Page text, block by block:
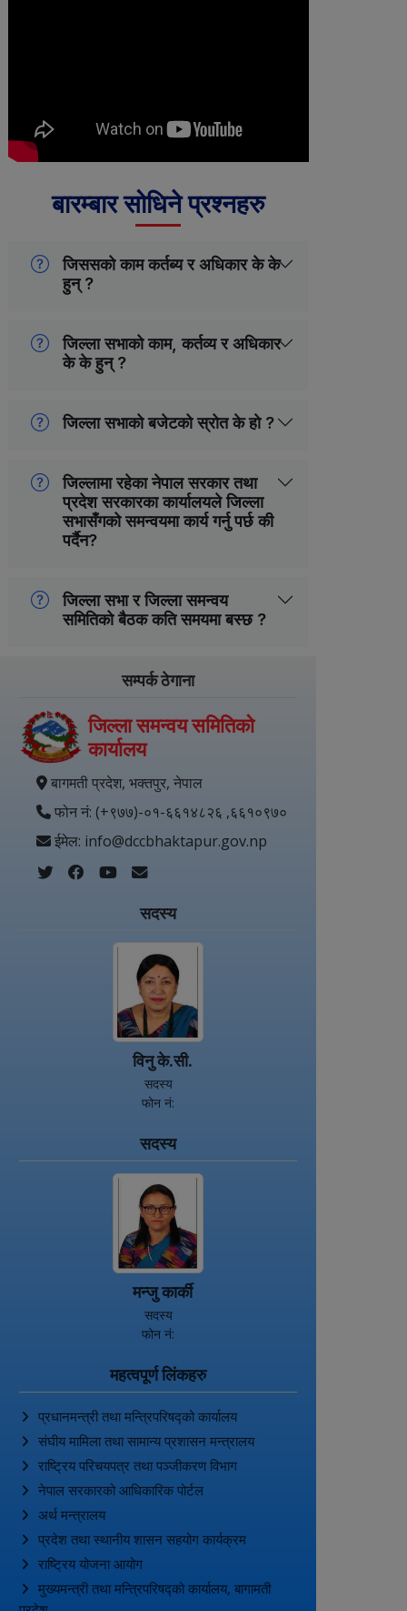
बारम्बार सोधिने प्रश्नहरु
जिससको काम कर्तब्य र अधिकार के के
हुन् ?
जिल्ला सभाको काम, कर्तव्य र अधिकार
के के हुन् ?
जिल्ला सभाको बजेटको स्रोत के हाे ?
जिल्लामा रहेका नेपाल सरकार तथा
प्रदेश सरकारका कार्यालयले जिल्ला
सभासँगको समन्वयमा कार्य गर्नु पर्छ की
पर्दैन?
जिल्ला सभा र जिल्ला समन्वय
समितिको बैठक कति समयमा बस्छ ?
सम्पर्क ठेगाना
जिल्ला समन्वय समितिको
कार्यालय
बागमती प्रदेश, भक्तपुर, नेपाल
फोन नं: (+९७७)-०१-६६१४८२६ ,६६१०९७०
ईमेल: info@dccbhaktapur.gov.np
सदस्य
विनु के.सी.
सदस्य
फोन नं:
सदस्य
मन्जु कार्की
सदस्य
फोन नं:
महत्वपूर्ण लिंकहरु
प्रधानमन्त्री तथा मन्त्रिपरिषद्को कार्यालय
संघीय मामिला तथा सामान्य प्रशासन मन्त्रालय
राष्ट्रिय परिचयपत्र तथा पञ्‍जीकरण विभाग
नेपाल सरकारको आधिकारिक पोर्टल
अर्थ मन्त्रालय
प्रदेश तथा स्थानीय शासन सहयोग कार्यक्रम
राष्ट्रिय योजना आयोग
मुख्यमन्त्री तथा मन्त्रिपरिषद्को कार्यालय, बागामती